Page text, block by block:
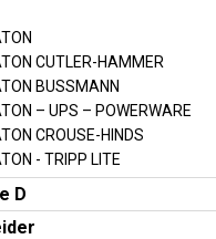
CUTLER-HAMMER
BUSSMANN
– UPS – POWERWARE
CROUSE-HINDS
- TRIPP LITE
D